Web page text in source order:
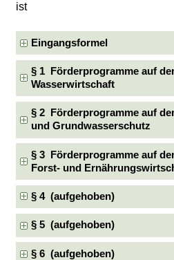
ist
Eingangsformel
§ 1 Förderprogramme auf
Wasserwirtschaft
§ 2 Förderprogramme auf
und Grundwasserschutz
§ 3 Förderprogramme auf
Forst- und
§ 4 (aufgehoben)
§ 5 (aufgehoben)
§ 6 (aufgehoben)